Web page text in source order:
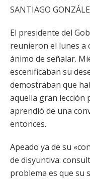
SANTIAGO
El presidente del
reunieron el lunes a
ánimo de señalar.
escenificaban su
demostraban que
aquella gran lección
aprendió de una
entonces.
Apeado ya de su
de disyuntiva:
problema es que su